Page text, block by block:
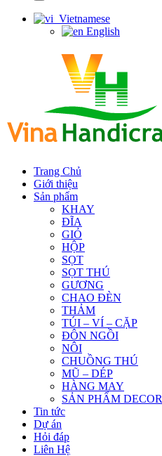
Vietnamese
English
Trang Chủ
Giới thiệu
Sản phẩm
KHAY
ĐĨA
GIỎ
HỘP
SỌT
SỌT THÚ
GƯƠNG
CHAO ĐÈN
THẢM
TÚI – VÍ – CẶP
ĐÔN NGỒI
NÔI
CHUỒNG THÚ
MŨ – DÉP
HÀNG MAY
SẢN PHẨM DECOR
Tin tức
Dự án
Hỏi đáp
Liên Hệ